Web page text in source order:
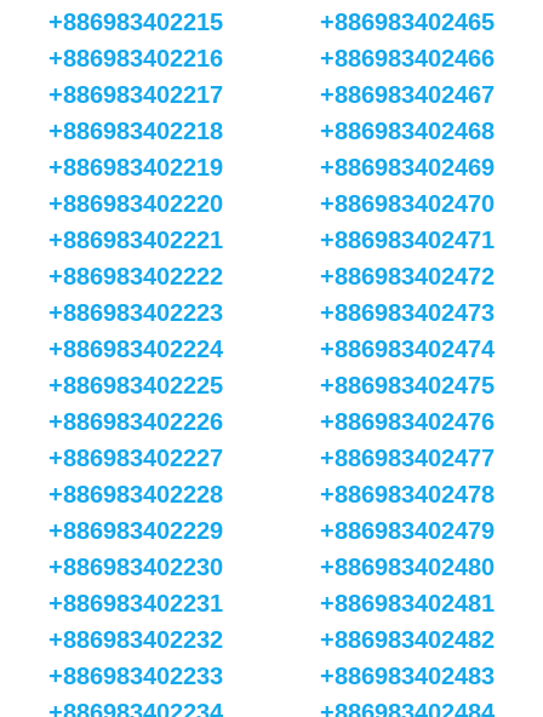
+886983402215
+886983402216
+886983402217
+886983402218
+886983402219
+886983402220
+886983402221
+886983402222
+886983402223
+886983402224
+886983402225
+886983402226
+886983402227
+886983402228
+886983402229
+886983402230
+886983402231
+886983402232
+886983402233
+886983402465
+886983402466
+886983402467
+886983402468
+886983402469
+886983402470
+886983402471
+886983402472
+886983402473
+886983402474
+886983402475
+886983402476
+886983402477
+886983402478
+886983402479
+886983402480
+886983402481
+886983402482
+886983402483